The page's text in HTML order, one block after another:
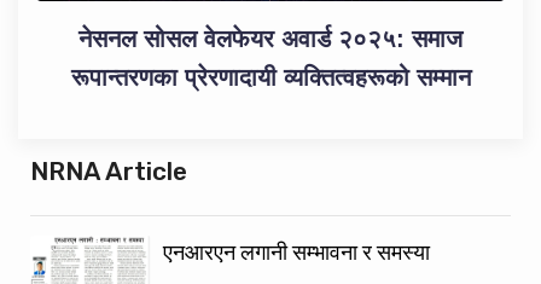
नेसनल सोसल वेलफेयर अवार्ड २०२५: समाज
रूपान्तरणका प्रेरणादायी व्यक्तित्वहरूको सम्मान
NRNA Article
एनआरएन लगानी सम्भावना र समस्या